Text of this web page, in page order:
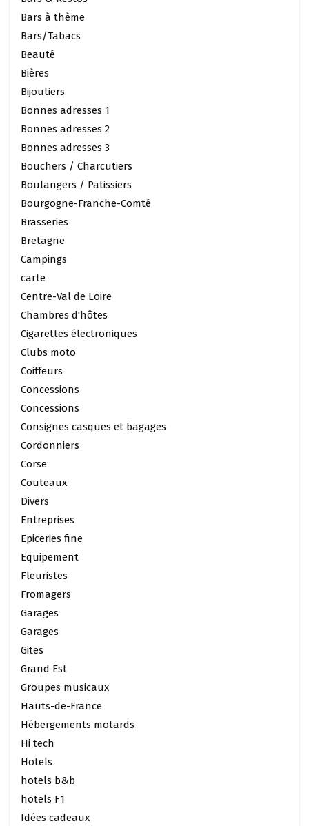
Bars à thème
Bars/Tabacs
Beauté
Bières
Bijoutiers
Bonnes adresses 1
Bonnes adresses 2
Bonnes adresses 3
Bouchers / Charcutiers
Boulangers / Patissiers
Bourgogne-Franche-Comté
Brasseries
Bretagne
Campings
carte
Centre-Val de Loire
Chambres d'hôtes
Cigarettes électroniques
Clubs moto
Coiffeurs
Concessions
Concessions
Consignes casques et bagages
Cordonniers
Corse
Couteaux
Divers
Entreprises
Epiceries fine
Equipement
Fleuristes
Fromagers
Garages
Garages
Gites
Grand Est
Groupes musicaux
Hauts-de-France
Hébergements motards
Hi tech
Hotels
hotels b&b
hotels F1
Idées cadeaux